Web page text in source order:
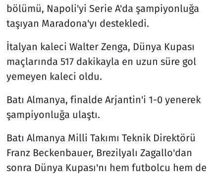
bölümü, Napoli'yi Serie A'da şampiyonluğa
taşıyan Maradona'yı destekledi.
İtalyan kaleci Walter Zenga, Dünya Kupası
maçlarında 517 dakikayla en uzun süre gol
yemeyen kaleci oldu.
Batı Almanya, finalde Arjantin'i 1-0 yenerek
şampiyonluğa ulaştı.
Batı Almanya Milli Takımı Teknik Direktörü
Franz Beckenbauer, Brezilyalı Zagallo'dan
sonra Dünya Kupası'nı hem futbolcu hem de